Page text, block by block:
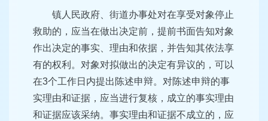
镇人民政府、街道办事处对在享受对象停止
救助的，应当在做出决定前，提前书面告知对象
作出决定的事实、理由和依据，并告知其依法享
有的权利。对象对拟做出的决定有异议的，可以
在3个工作日内提出陈述申辩。对陈述申辩的事
实理由和证据，应当进行复核，成立的事实理由
和证据应该采纳。事实理由和证据不成立的，应